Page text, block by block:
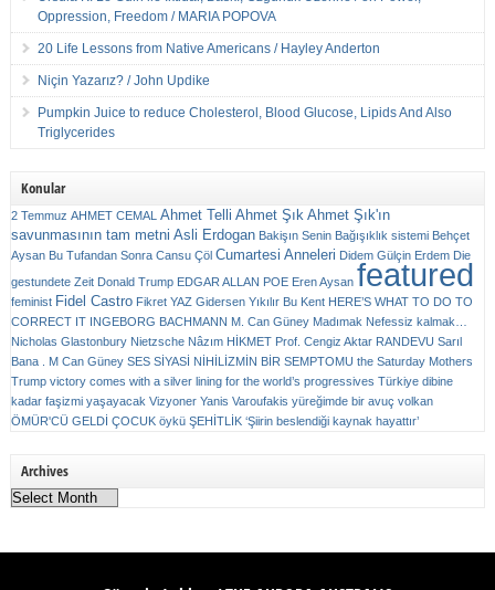
Oppression, Freedom / MARIA POPOVA
20 Life Lessons from Native Americans / Hayley Anderton
Niçin Yazarız? / John Updike
Pumpkin Juice to reduce Cholesterol, Blood Glucose, Lipids And Also
Triglycerides
Konular
2 Temmuz AHMET CEMAL Ahmet Telli Ahmet Şık Ahmet Şık'ın
savunmasının tam metni Asli Erdogan Bakişın Senin Bağışıklık sistemi Behçet
Aysan Bu Tufandan Sonra Cansu Çöl Cumartesi Anneleri Didem Gülçin Erdem Die
gestundete Zeit Donald Trump EDGAR ALLAN POE Eren Aysan featured
feminist Fidel Castro Fikret YAZ Gidersen Yıkılır Bu Kent HERE’S WHAT TO DO TO
CORRECT IT INGEBORG BACHMANN M. Can Güney Madımak Nefessiz kalmak…
Nicholas Glastonbury Nietzsche Nâzım HİKMET Prof. Cengiz Aktar RANDEVU Sarıl
Bana . M Can Güney SES SİYASİ NİHİLİZMİN BİR SEMPTOMU the Saturday Mothers
Trump victory comes with a silver lining for the world’s progressives Türkiye dibine
kadar faşizmi yaşayacak Vizyoner Yanis Varoufakis yüreğimde bir avuç volkan
ÖMÜR'CÜ GELDİ ÇOCUK öykü ŞEHİTLİK ‘Şiirin beslendiği kaynak hayattır’
Archives
Archives